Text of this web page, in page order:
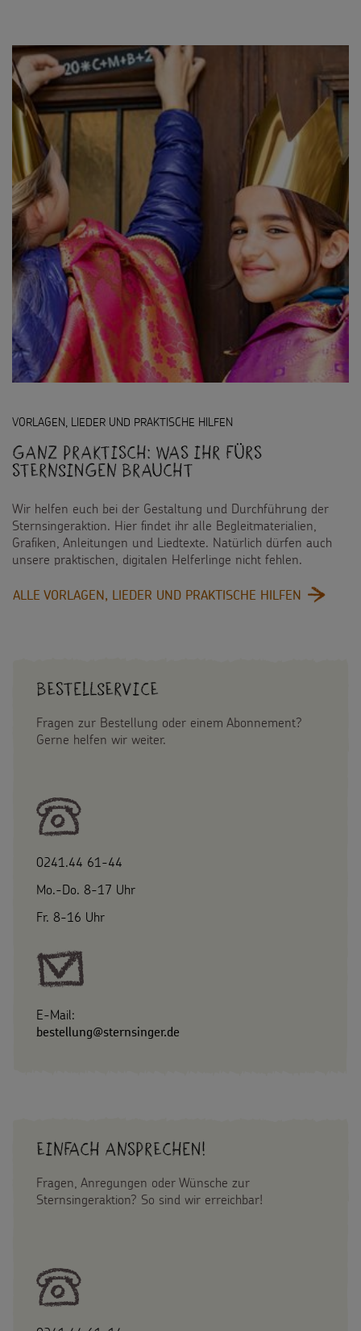
VORLAGEN, LIEDER UND PRAKTISCHE HILFEN
Ganz praktisch: Was ihr fürs
Sternsingen braucht
Wir helfen euch bei der Gestaltung und Durchführung der
Sternsingeraktion. Hier findet ihr alle Begleitmaterialien,
Grafiken, Anleitungen und Liedtexte. Natürlich dürfen auch
unsere praktischen, digitalen Helferlinge nicht fehlen.
ALLE VORLAGEN, LIEDER UND PRAKTISCHE HILFEN
Bestellservice
Fragen zur Bestellung oder einem Abonnement?
Gerne helfen wir weiter.
0241.44 61-44
Mo.-Do. 8-17 Uhr
Fr. 8-16 Uhr
E-Mail:
bestellung@sternsinger.de
Einfach Ansprechen!
Fragen, Anregungen oder Wünsche zur
Sternsingeraktion? So sind wir erreichbar!